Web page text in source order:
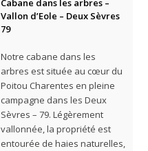
Cabane dans les arbres –
Vallon d’Eole – Deux Sèvres
79
Notre cabane dans les
arbres est située au cœur du
Poitou Charentes en pleine
campagne dans les Deux
Sèvres – 79. Légèrement
vallonnée, la propriété est
entourée de haies naturelles,